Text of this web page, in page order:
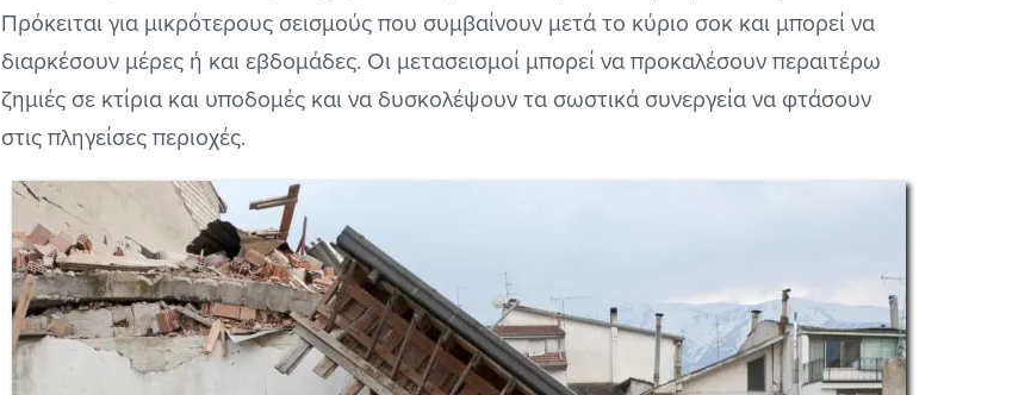
Πρόκειται για μικρότερους σεισμούς που συμβαίνουν μετά το κύριο σοκ και μπορεί να
διαρκέσουν μέρες ή και εβδομάδες. Οι μετασεισμοί μπορεί να προκαλέσουν περαιτέρω
ζημιές σε κτίρια και υποδομές και να δυσκολέψουν τα σωστικά συνεργεία να φτάσουν
στις πληγείσες περιοχές.